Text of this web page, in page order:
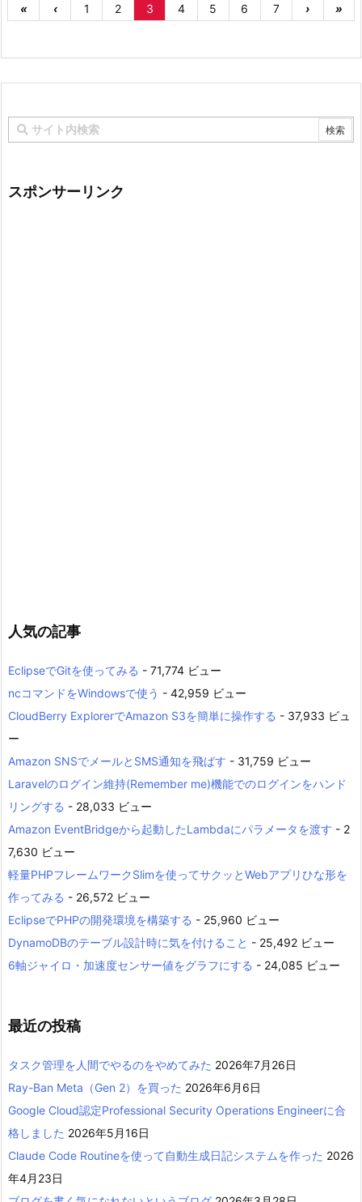
« ‹ 1 2 3 4 5 6 7 › »
スポンサーリンク
人気の記事
EclipseでGitを使ってみる - 71,774 ビュー
ncコマンドをWindowsで使う - 42,959 ビュー
CloudBerry ExplorerでAmazon S3を簡単に操作する - 37,933 ビュ
ー
Amazon SNSでメールとSMS通知を飛ばす - 31,759 ビュー
Laravelのログイン維持(Remember me)機能でのログインをハンド
リングする - 28,033 ビュー
Amazon EventBridgeから起動したLambdaにパラメータを渡す - 2
7,630 ビュー
軽量PHPフレームワークSlimを使ってサクッとWebアプリひな形を
作ってみる - 26,572 ビュー
EclipseでPHPの開発環境を構築する - 25,960 ビュー
DynamoDBのテーブル設計時に気を付けること - 25,492 ビュー
6軸ジャイロ・加速度センサー値をグラフにする - 24,085 ビュー
最近の投稿
タスク管理を人間でやるのをやめてみた 2026年7月26日
Ray-Ban Meta（Gen 2）を買った 2026年6月6日
Google Cloud認定Professional Security Operations Engineerに合
格しました 2026年5月16日
Claude Code Routineを使って自動生成日記システムを作った 2026
年4月23日